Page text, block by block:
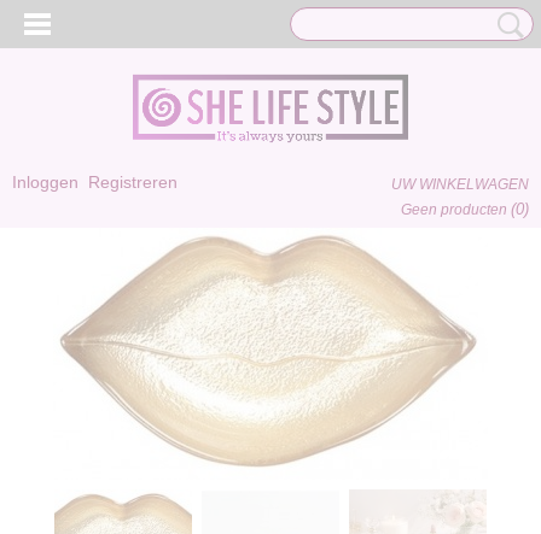
Inloggen Registreren
UW WINKELWAGEN
Geen producten (0)